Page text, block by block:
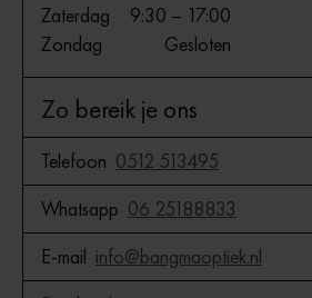
Zaterdag
9:30 – 17:00
Zondag
Gesloten
Zo bereik je ons
Telefoon 0512 513495
Whatsapp 06 25188833
E-mail info@bangmaoptiek.nl